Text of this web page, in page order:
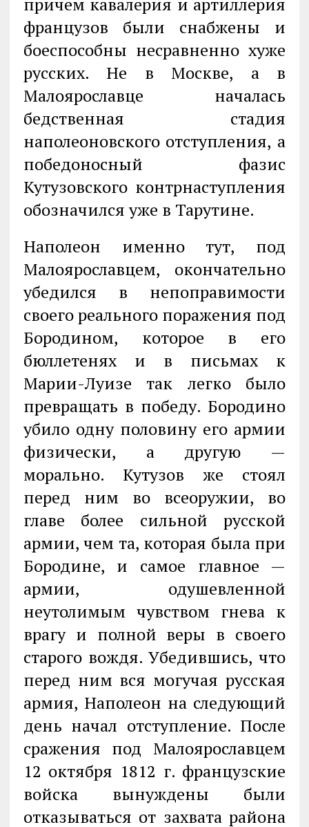
французов были снабжены и
боеспособны несравненно хуже
русских. Не в Москве, а в
Малоярославце началась
бедственная стадия
наполеоновского отступления, а
победоносный фазис
Кутузовского контрнаступления
обозначился уже в Тарутине.
Наполеон именно тут, под
Малоярославцем, окончательно
убедился в непоправимости
своего реального поражения под
Бородином, которое в его
бюллетенях и в письмах к
Марии-Луизе так легко было
превращать в победу. Бородино
убило одну половину его армии
физически, а другую —
морально. Кутузов же стоял
перед ним во всеоружии, во
главе более сильной русской
армии, чем та, которая была при
Бородине, и самое главное —
армии, одушевленной
неутолимым чувством гнева к
врагу и полной веры в своего
старого вождя. Убедившись, что
перед ним вся могучая русская
армия, Наполеон на следующий
день начал отступление. После
сражения под Малоярославцем
12 октября 1812 г. французские
войска вынуждены были
отказываться от захвата района